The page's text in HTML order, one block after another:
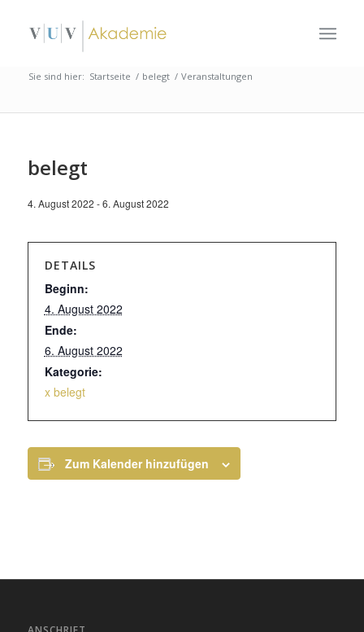
Sie sind hier: Startseite / belegt / Veranstaltungen
belegt
4. August 2022 -6. August 2022
DETAILS
Beginn:
4. August 2022
Ende:
6. August 2022
Kategorie:
x belegt
Zum Kalender hinzufügen